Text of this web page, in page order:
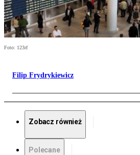
Foto: 123rf
Filip Frydrykiewicz
Zobacz również
Polecane